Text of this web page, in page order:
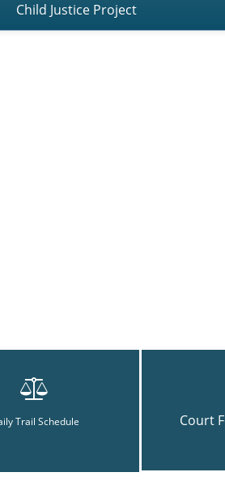
Child Justice Project
Trail Schedule Court